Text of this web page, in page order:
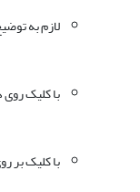
لازم به
با کلیک
با کلیک بر